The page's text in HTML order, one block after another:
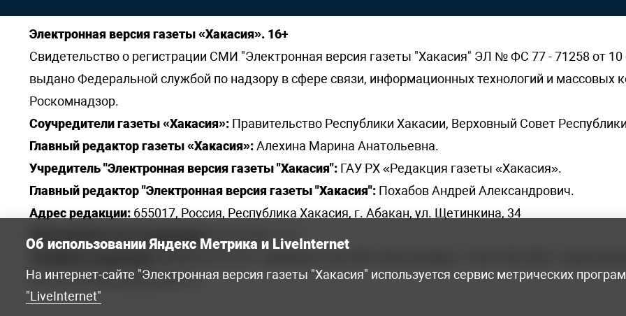
Электронная версия газеты «Хакасия». 16+
Свидетельство о регистрации СМИ "Электронная версия газеты "Хакасия" ЭЛ № ФС 77 - 71258 от 10
выдано Федеральной службой по надзору в сфере связи, информационных технологий и массовых
Роскомнадзор.
Соучредители газеты «Хакасия»: Правительство Республики Хакасии, Верховный Совет
Главный редактор газеты «Хакасия»:Алехина Марина Анатольевна.
Учредитель "Электронная версия газеты "Хакасия": ГАУ РХ «Редакция газеты «Хакасия».
Главный редактор "Электронная версия газеты "Хакасия": Похабов Андрей Александрович.
Адрес редакции: 655017, Россия, Республика Хакасия, г. Абакан, ул. Щетинкина, 34
Электронная почта редакции: khakred@r-19.ru
elena.s.korotkowa@yandex.ru.
Об использовании Яндекс Метрика и LiveInternet
На интернет-сайте "Электронная версия газеты "Хакасия" используется сервис метрических
"LiveInternet"